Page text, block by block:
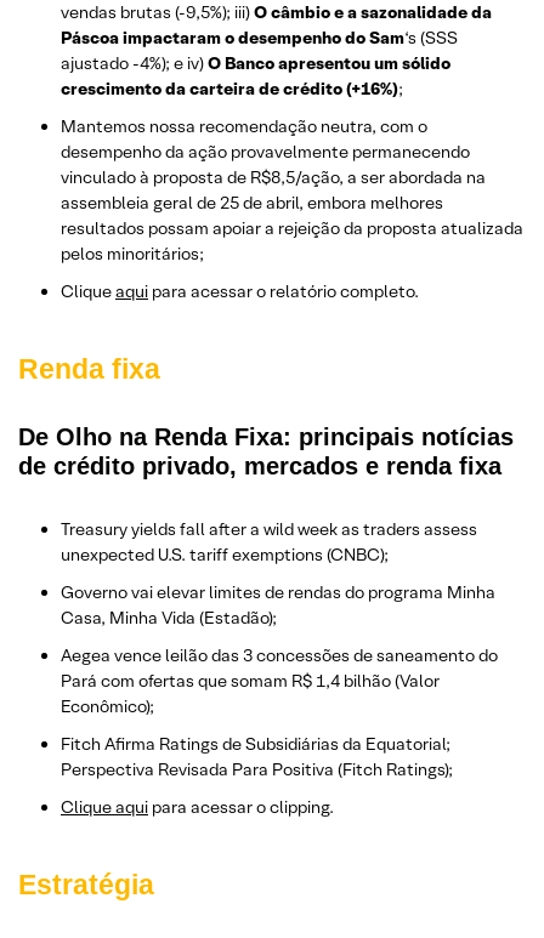
vendas brutas (-9,5%); iii)O câmbio e a sazonalidade da
Páscoa impactaram o desempenho do Sam‘s (SSS
ajustado -4%); e iv)O Banco apresentou um sólido
crescimento da carteira de crédito (+16%);
Mantemos nossa recomendação neutra, com o
desempenho da ação provavelmente permanecendo
vinculado à proposta de R$8,5/ação, a ser abordada na
assembleia geral de 25 de abril, embora melhores
resultados possam apoiar a rejeição da proposta atualizada
pelos minoritários;
Cliqueaqui para acessar o relatório completo.
Renda fixa
De Olho na Renda Fixa: principais notícias
de crédito privado, mercados e renda fixa
Treasury yields fall after a wild week as traders assess
unexpected U.S. tariff exemptions (CNBC);
Governo vai elevar limites de rendas do programa Minha
Casa, Minha Vida (Estadão);
Aegea vence leilão das 3 concessões de saneamento do
Pará com ofertas que somam R$ 1,4 bilhão (Valor
Econômico);
Fitch Afirma Ratings de Subsidiárias da Equatorial;
Perspectiva Revisada Para Positiva (Fitch Ratings);
Clique aqui para acessar o clipping.
Estratégia